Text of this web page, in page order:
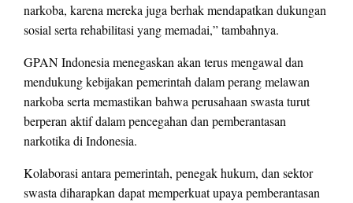
narkoba, karena mereka juga berhak mendapatkan dukungan
sosial serta rehabilitasi yang memadai,” tambahnya.
GPAN Indonesia menegaskan akan terus mengawal dan
mendukung kebijakan pemerintah dalam perang melawan
narkoba serta memastikan bahwa perusahaan swasta turut
berperan aktif dalam pencegahan dan pemberantasan
narkotika di Indonesia.
Kolaborasi antara pemerintah, penegak hukum, dan sektor
swasta diharapkan dapat memperkuat upaya pemberantasan